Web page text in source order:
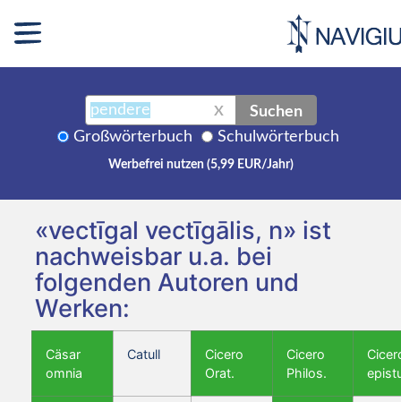
X Suchen
Großwörterbuch Schulwörterbuch
Werbefrei nutzen (5,99 EUR/Jahr)
«vectīgal vectīgālis, n» ist
nachweisbar u.a. bei
folgenden Autoren und
Werken:
Cäsar
omnia
Catull
Cicero
Orat.
Cicero
Philos.